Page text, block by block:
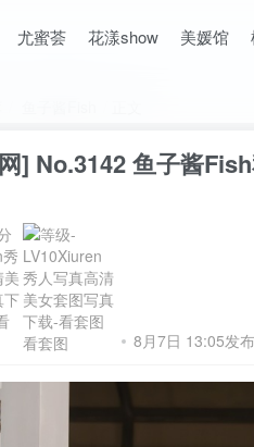
尤蜜荟 花漾show 美媛馆
] No.3142 鱼子酱
发布